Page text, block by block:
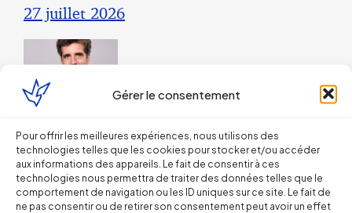
Gérer le consentement
Pour offrir les meilleures expériences, nous utilisons des
technologies telles que les cookies pour stocker et/ou accéder
aux informations des appareils. Le fait de consentir à ces
technologies nous permettra de traiter des données telles que le
comportement de navigation ou les ID uniques sur ce site. Le fait de
ne pas consentir ou de retirer son consentement peut avoir un effet
27 juillet 2026
Droit du Travail>Conduite du changement
L’IA et les avocats : winter is